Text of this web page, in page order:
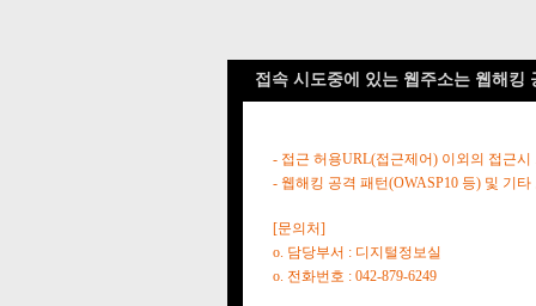
접속 시도중에 있는 웹주소는 웹해킹
- 접근 허용URL(접근제어) 이외의 접근시
- 웹해킹 공격 패턴(OWASP10 등) 및 기
[문의처]
o. 담당부서 : 디지털정보실
o. 전화번호 : 042-879-6249